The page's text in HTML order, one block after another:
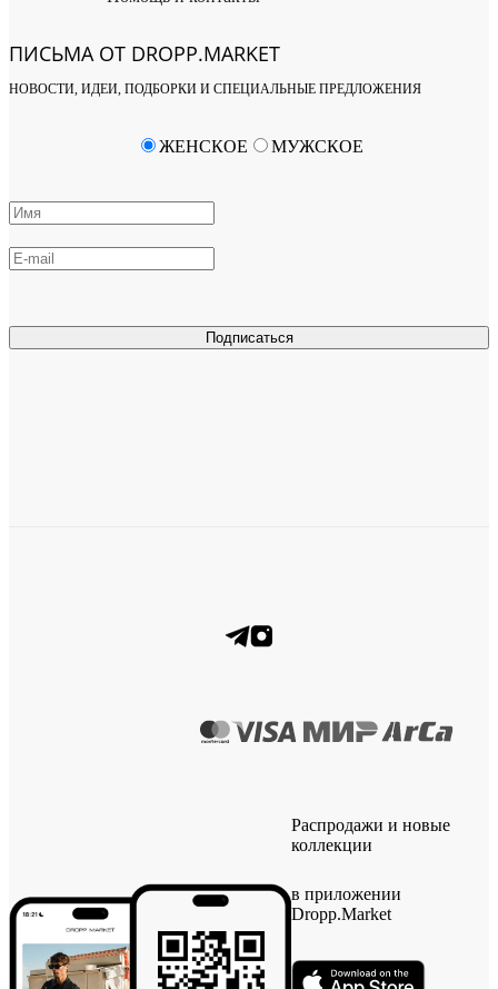
ПИСЬМА ОТ DROPP.MARKET
НОВОСТИ, ИДЕИ, ПОДБОРКИ И СПЕЦИАЛЬНЫЕ ПРЕДЛОЖЕНИЯ
Подписаться
ЖЕНСКОЕ МУЖСКОЕ
Распродажи и новые
коллекции
в приложении
Dropp.Market